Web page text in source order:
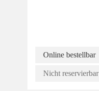
Online bestellbar
Nicht reservierbar